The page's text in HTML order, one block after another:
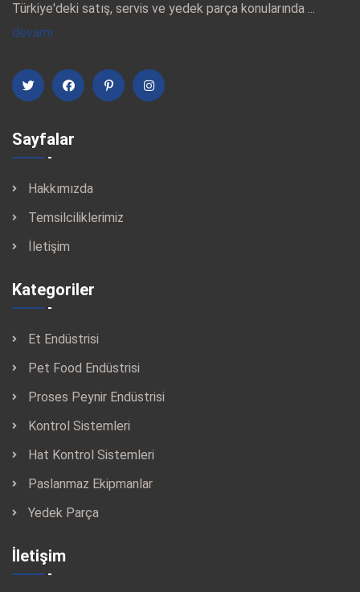
Türkiye'deki satış, servis ve yedek parça konularında ...
devamı
Sayfalar
Hakkımızda
Temsilciliklerimiz
İletişim
Kategoriler
Et Endüstrisi
Pet Food Endüstrisi
Proses Peynir Endüstrisi
Kontrol Sistemleri
Hat Kontrol Sistemleri
Paslanmaz Ekipmanlar
Yedek Parça
İletişim